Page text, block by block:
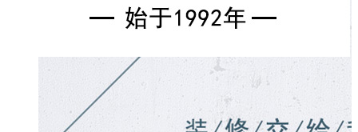
贝亚克木地板
马岛卫浴